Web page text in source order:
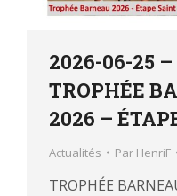
2026-06-25
TROPHÉE
2026 –
Actualités Par HenriF
TROPHÉE